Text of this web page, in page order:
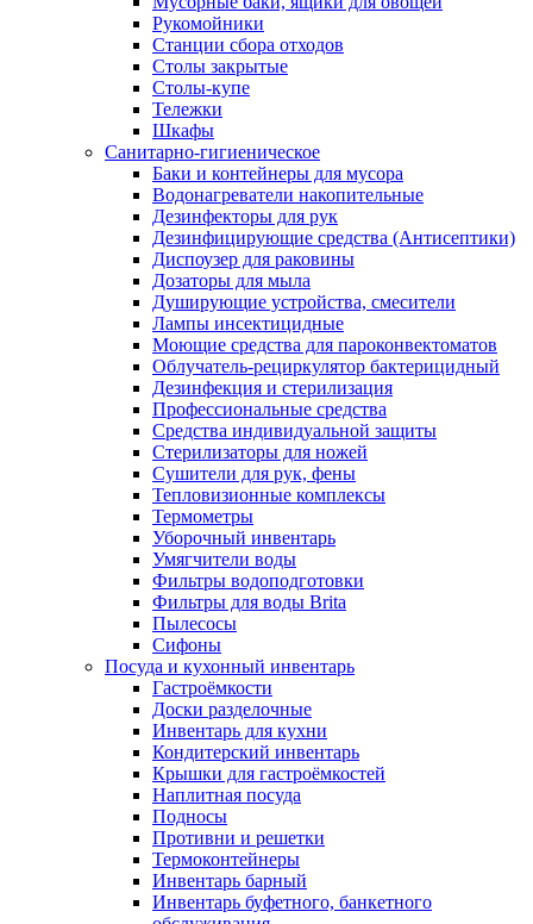
Рукомойники
Станции сбора отходов
Столы закрытые
Столы-купе
Тележки
Шкафы
Санитарно-гигиеническое
Баки и контейнеры для мусора
Водонагреватели накопительные
Дезинфекторы для рук
Дезинфицирующие средства (Антисептики)
Диспоузер для раковины
Дозаторы для мыла
Душирующие устройства, смесители
Лампы инсектицидные
Моющие средства для пароконвектоматов
Облучатель-рециркулятор бактерицидный
Дезинфекция и стерилизация
Профессиональные средства
Средства индивидуальной защиты
Стерилизаторы для ножей
Сушители для рук, фены
Тепловизионные комплексы
Термометры
Уборочный инвентарь
Умягчители воды
Фильтры водоподготовки
Фильтры для воды Brita
Пылесосы
Сифоны
Посуда и кухонный инвентарь
Гастроёмкости
Доски разделочные
Инвентарь для кухни
Кондитерский инвентарь
Крышки для гастроёмкостей
Наплитная посуда
Подносы
Противни и решетки
Термоконтейнеры
Инвентарь барный
Инвентарь буфетного, банкетного